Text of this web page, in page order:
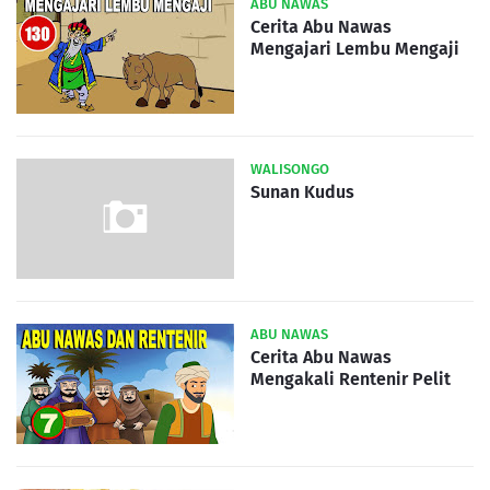
ABU NAWAS
Cerita Abu Nawas
Mengajari Lembu Mengaji
WALISONGO
Sunan Kudus
ABU NAWAS
Cerita Abu Nawas
Mengakali Rentenir Pelit